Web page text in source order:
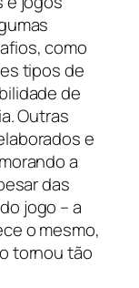
como
tipos de
de
Outras
e
a
das
jogo – a
o mesmo,
tornou tão